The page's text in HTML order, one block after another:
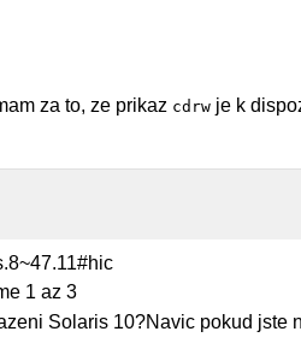
za to, ze prikaz cdrw je k
1 az 3
Solaris 10?Navic pokud jste